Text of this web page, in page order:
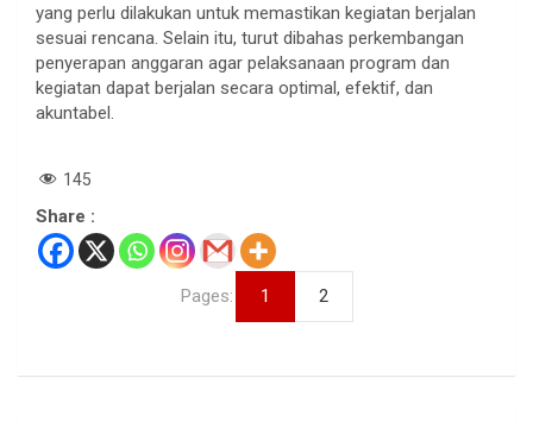
yang perlu dilakukan untuk memastikan kegiatan berjalan
sesuai rencana. Selain itu, turut dibahas perkembangan
penyerapan anggaran agar pelaksanaan program dan
kegiatan dapat berjalan secara optimal, efektif, dan
akuntabel.
145
Share :
Pages: 1 2